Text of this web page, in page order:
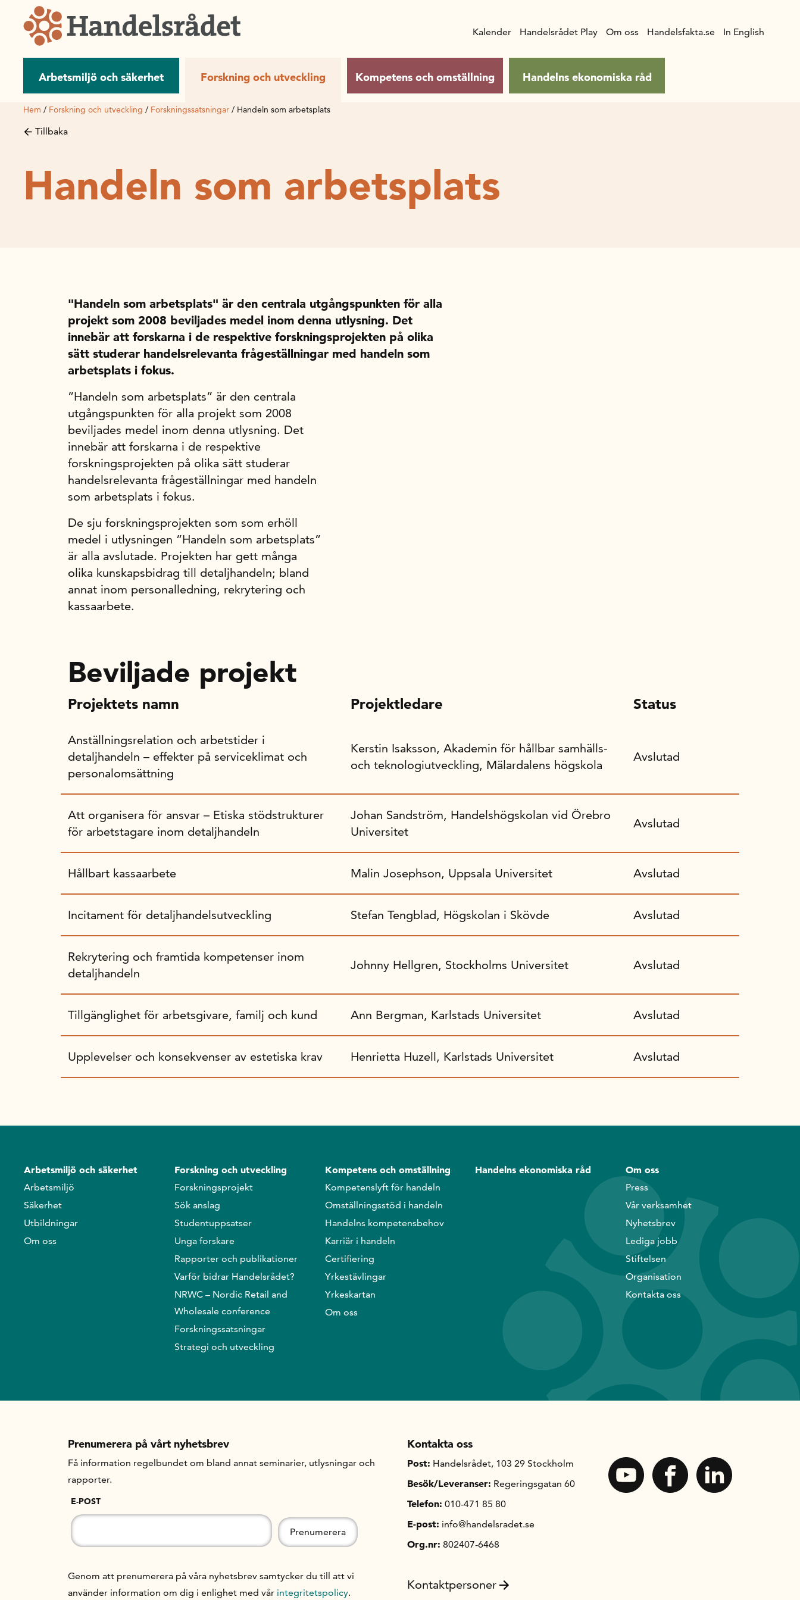
Arbetsmiljö och säkerhet Forskning och utveckling Kompetens och omställning Handelns ekonomiska råd
Kalender Handelsrådet Play Om oss Handelsfakta.se In English
Hem / Forskning och utveckling / Forskningssatsningar / Handeln som arbetsplats
Tillbaka
Handeln som arbetsplats
"Handeln som arbetsplats" är den centrala utgångspunkten för alla
projekt som 2008 beviljades medel inom denna utlysning. Det
innebär att forskarna i de respektive forskningsprojekten på olika
sätt studerar handelsrelevanta frågeställningar med handeln som
arbetsplats i fokus.
”Handeln som arbetsplats” är den centrala
utgångspunkten för alla projekt som 2008
beviljades medel inom denna utlysning. Det
innebär att forskarna i de respektive
forskningsprojekten på olika sätt studerar
handelsrelevanta frågeställningar med handeln
som arbetsplats i fokus.
De sju forskningsprojekten som som erhöll
medel i utlysningen ”Handeln som arbetsplats”
är alla avslutade. Projekten har gett många
olika kunskapsbidrag till detaljhandeln; bland
annat inom personalledning, rekrytering och
kassaarbete.
Beviljade projekt
Projektets namn Projektledare Status
Anställningsrelation och arbetstider i
detaljhandeln – effekter på serviceklimat och
personalomsättning
Kerstin Isaksson, Akademin för hållbar samhälls-
och teknologiutveckling, Mälardalens högskola
Avslutad
Att organisera för ansvar – Etiska stödstrukturer
för arbetstagare inom detaljhandeln
Johan Sandström, Handelshögskolan vid Örebro
Universitet
Avslutad
Hållbart kassaarbete Malin Josephson, Uppsala Universitet Avslutad
Incitament för detaljhandelsutveckling Stefan Tengblad, Högskolan i Skövde Avslutad
Rekrytering och framtida kompetenser inom
detaljhandeln
Johnny Hellgren, Stockholms Universitet Avslutad
Tillgänglighet för arbetsgivare, familj och kund Ann Bergman, Karlstads Universitet Avslutad
Upplevelser och konsekvenser av estetiska krav Henrietta Huzell, Karlstads Universitet Avslutad
Arbetsmiljö och säkerhet
Arbetsmiljö
Säkerhet
Utbildningar
Om oss
Forskning och utveckling
Forskningsprojekt
Sök anslag
Studentuppsatser
Unga forskare
Rapporter och publikationer
Varför bidrar Handelsrådet?
NRWC – Nordic Retail and
Wholesale conference
Forskningssatsningar
Strategi och utveckling
Kompetens och omställning
Kompetenslyft för handeln
Omställningsstöd i handeln
Handelns kompetensbehov
Karriär i handeln
Certifiering
Yrkestävlingar
Yrkeskartan
Om oss
Handelns ekonomiska råd Om oss
Press
Vår verksamhet
Nyhetsbrev
Lediga jobb
Stiftelsen
Organisation
Kontakta oss
Prenumerera på vårt nyhetsbrev
Få information regelbundet om bland annat seminarier, utlysningar och
rapporter.
E-POST
Genom att prenumerera på våra nyhetsbrev samtycker du till att vi
använder information om dig i enlighet med vår integritetspolicy.
Kontakta oss
Post: Handelsrådet, 103 29 Stockholm
Besök/Leveranser: Regeringsgatan 60
Telefon: 010-471 85 80
E-post: info@handelsradet.se
Org.nr: 802407-6468
Kontaktpersoner